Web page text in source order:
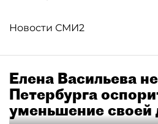
Новости СМИ2
Елена Васильева
Петербурга
уменьшение своей